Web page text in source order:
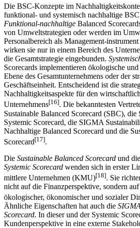
Die BSC-Konzepte im
funktional- und systemisch nachhaltige
Funktional-nachhaltige Balanced
von Umweltstrategien oder werden im
Personalbereich als Management-
wirken sie nur in einem Bereich des
die Gesamtstrategie eingebunden.
Scorecards implementieren ökologische
Ebene des Gesamtunternehmens oder der
Geschäftseinheit. Entscheidend ist die
Nachhaltigkeitsaspekte für den
Unternehmens[16]. Die bekanntesten
Sustainable Balanced Scorecard (SBC), die
Systemic Scorecard, die SIGMA
Nachhaltige Balanced Scorecard und die
Scorecard[17].
Die Sustainable Balanced Scorecard und die
Systemic Scorecard wenden sich in erster
mittlere Unternehmen (KMU)[18]. Sie
nicht auf die Finanzperspektive, sondern
ökologischer, ökonomischer und sozialer
Ähnliche Eigenschaften hat auch die
Scorecard. In dieser und der Systemic
Kundenperspektive in eine externe